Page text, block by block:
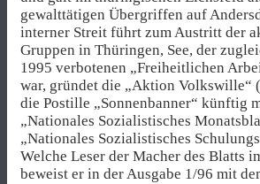
gewalttätigen Übergriffen auf
interner Streit führt zum Austritt der
Gruppen in Thüringen, See, der
1995 verbotenen „Freiheitlichen
war, gründet die „Aktion Volkswille“
die Postille „Sonnenbanner“ künftig
„Nationales Sozialistisches
„Nationales Sozialistisches
Welche Leser der Macher des Blatts
beweist er in der Ausgabe 1/96 mit